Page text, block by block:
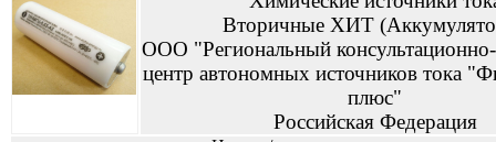
Вторичные ХИТ
ООО "Региональный консультационно-
центр автономных источников тока
плюс"
Российская Федерация